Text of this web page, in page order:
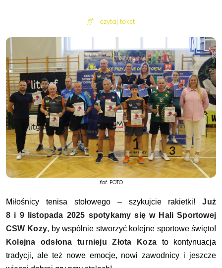
czytaj tekst
fot. FOTO
Miłośnicy tenisa stołowego – szykujcie rakietki!Już
8 i 9 listopada 2025 spotykamy się w Hali Sportowej
CSW Kozy, by wspólnie stworzyć kolejne sportowe święto!
Kolejna odsłona turnieju Złota Koza to kontynuacja
tradycji, ale też nowe emocje, nowi zawodnicy i jeszcze